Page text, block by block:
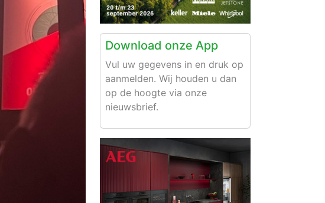
Download onze App
Vul uw gegevens in en druk op
aanmelden. Wij houden u dan
op de hoogte via onze
nieuwsbrief.